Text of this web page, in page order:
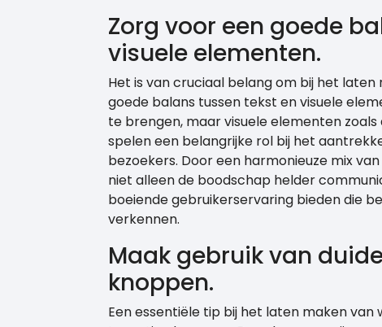
Zorg voor een goede
visuele elementen.
Het is van cruciaal belang om bij het
goede balans tussen tekst en visuele
te brengen, maar visuele elementen
spelen een belangrijke rol bij het
bezoekers. Door een harmonieuze mix
niet alleen de boodschap helder
boeiende gebruikerservaring bieden die
verkennen.
Maak gebruik van
knoppen.
Een essentiële tip bij het laten maken van